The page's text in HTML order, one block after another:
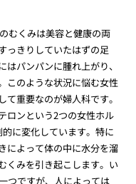
むくみは美容と健康の両
っきりしていたはずの足
パンパンに腫れ上がり、
このような状況に悩む女性
重要なのが婦人科です。
ロンという2つの女性ホル
に変化しています。特に
によって体の中に水分を溜
くみを引き起こします。い
つですが、人によっては